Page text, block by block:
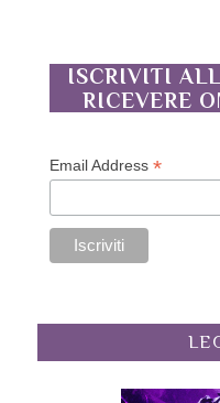
ISCRIVITI
RICEVERE
Email Address*